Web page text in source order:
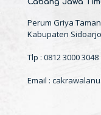
Perum Griya
Kabupaten
Tlp : 0812 3000 3048
Email :